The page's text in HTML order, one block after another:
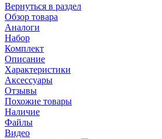
Вернуться в раздел
Обзор товара
Аналоги
Набор
Комплект
Описание
Характеристики
Аксессуары
Отзывы
Похожие товары
Наличие
Файлы
Видео